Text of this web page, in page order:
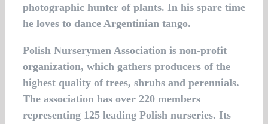
photographic hunter of plants. In his spare time
he loves to dance Argentinian tango.
Polish Nurserymen Association is non-profit
organization, which gathers producers of the
highest quality of trees, shrubs and perennials.
The association has over 220 members
representing 125 leading Polish nurseries. Its